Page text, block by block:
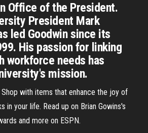
Office of the President.
President Mark
led Goodwin since its
His passion for linking
workforce needs has
mission.
with items that enhance the joy of
in your life. Read up on Brian Gowins's
and more on ESPN.